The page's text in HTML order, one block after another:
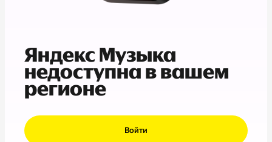
Яндекс Музыка
недоступна в вашем
регионе
Войти